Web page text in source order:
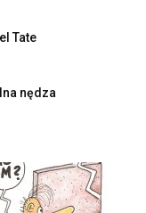
Tate
nędza